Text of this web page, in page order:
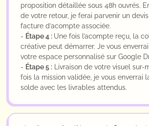
proposition détaillée sous 48h ouvrés.
de votre retour, je ferai parvenir un
facture d’acompte associée.
- Étape 4 : Une fois l’acompte reçu, la
créative peut démarrer. Je vous enverrai
votre espace personnalisé sur Google
- Étape 5 : Livraison de votre visuel sur-
fois la mission validée, je vous enverrai
solde avec les livrables attendus.